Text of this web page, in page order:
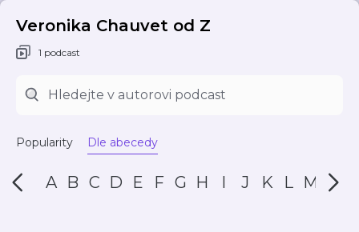
Veronika Chauvet od Z
1 podcast
Popularity Dle abecedy
A B C D E F G H I J K L M N